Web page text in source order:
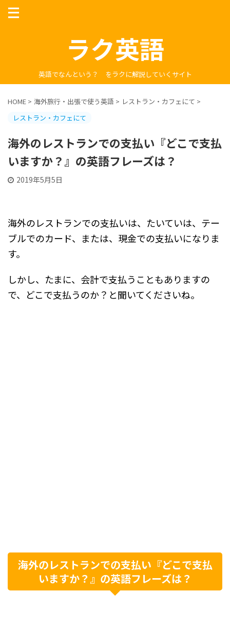
ラク英語
英語でなんという？ をラクに解説していくサイト
HOME > 海外旅行・出張で使う英語 > レストラン・カフェにて >
レストラン・カフェにて
海外のレストランでの支払い『どこで支払
いますか？』の英語フレーズは？
2019年5月5日
海外のレストランでの支払いは、たいていは、テー
ブルでのカード、または、現金での支払いになりま
す。
しかし、たまに、会計で支払うこともありますの
で、どこで支払うのか？と聞いてくださいね。
海外のレストランでの支払い『どこで支払
いますか？』の英語フレーズは？